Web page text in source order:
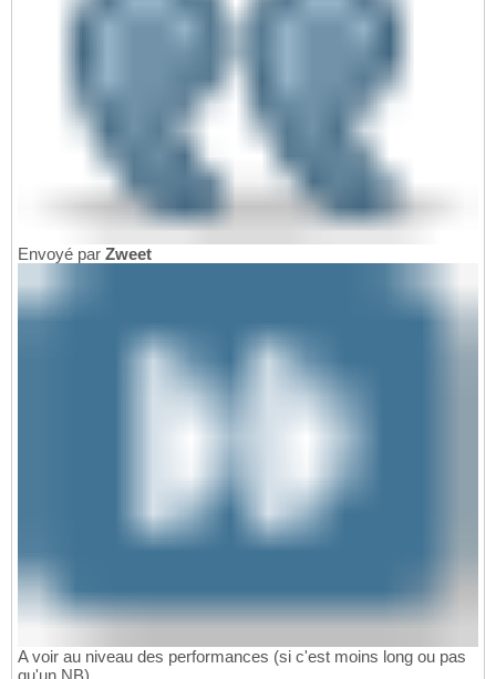
Envoyé par Zweet
A voir au niveau des performances (si c'est moins long ou pas
qu'un NB).